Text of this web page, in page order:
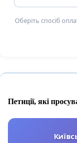
Оберіть спосіб
Петиції, які